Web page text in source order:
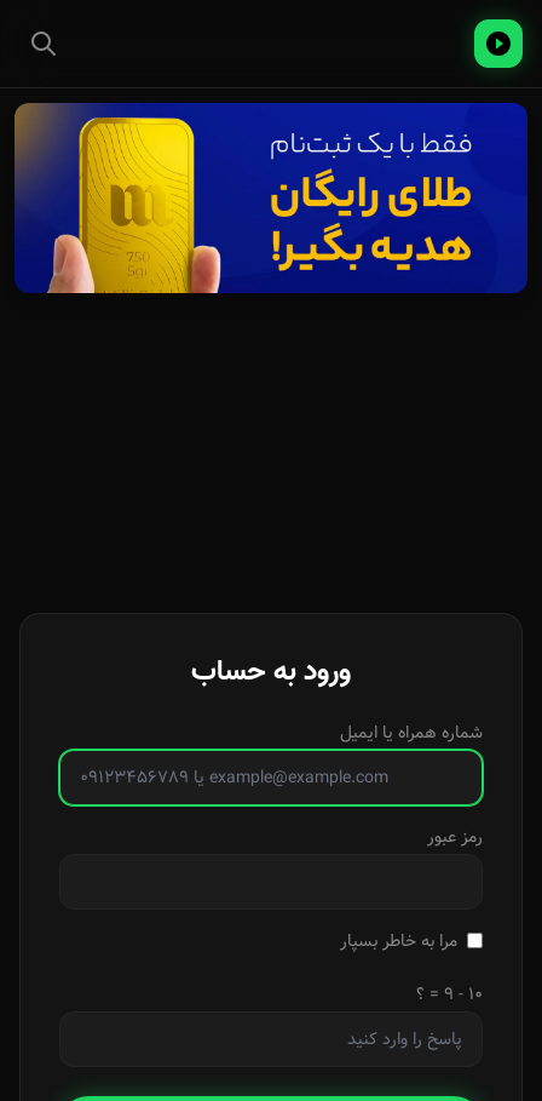
ورود به حساب
شماره همراه یا ایمیل
رمز عبور
مرا به خاطر بسپار
۱۰ - ۹ = ؟